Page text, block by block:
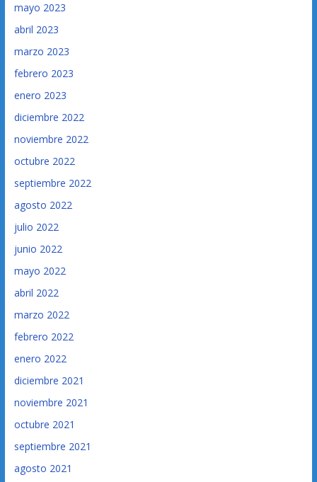
mayo 2023
abril 2023
marzo 2023
febrero 2023
enero 2023
diciembre 2022
noviembre 2022
octubre 2022
septiembre 2022
agosto 2022
julio 2022
junio 2022
mayo 2022
abril 2022
marzo 2022
febrero 2022
enero 2022
diciembre 2021
noviembre 2021
octubre 2021
septiembre 2021
agosto 2021